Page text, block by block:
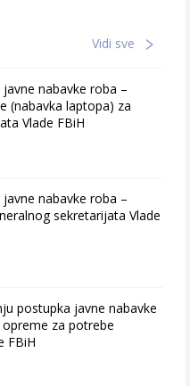
Vidi sve
nabavke roba –
(nabavka laptopa) za
Vlade FBiH
nabavke roba –
sekretarijata Vlade
postupka javne nabavke
za potrebe
FBiH